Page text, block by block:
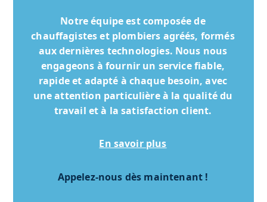
Notre équipe est composée de
chauffagistes et plombiers agréés, formés
aux dernières technologies. Nous nous
engageons à fournir un service fiable,
rapide et adapté à chaque besoin, avec
une attention particulière à la qualité du
travail et à la satisfaction client.
En savoir plus
Appelez-nous dès maintenant !